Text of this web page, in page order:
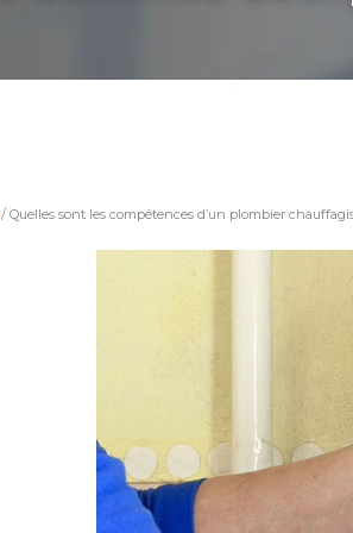
/ Quelles sont les compétences d’un plombier